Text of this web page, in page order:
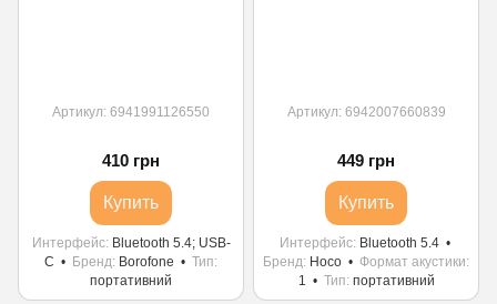
Артикул: 6941991126550
410 грн
Купить
Интерфейс
Bluetooth 5.4; USB-
С
Бренд Borofone
Тип
портативний
Артикул: 6942007660839
449 грн
Купить
Интерфейс
Bluetooth 5.4
Бренд Hoco
Формат акустики
1
Тип портативний